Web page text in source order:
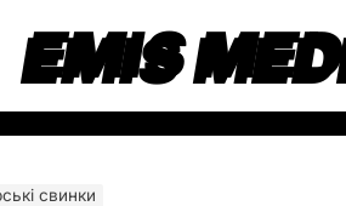
EMIS
свинки